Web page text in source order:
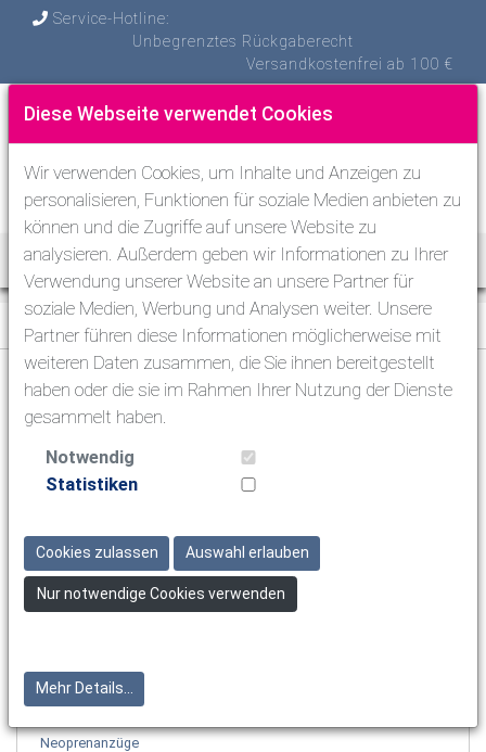
Service-Hotline:
Unbegrenztes Rückgaberecht
Versandkostenfrei ab 100 €
Toggle
Tauchen Atemregler zum Tauchen Erste Stufen
Tauchen
Atemregler zum Tauchen
Atemregler-Sets
Octopus
Erste Stufen
Ersatzteile für Atemregler
Pflegemittel Atemregler
Masken & Schnorchel & Flossen
Neoprenanzüge
Diese Webseite verwendet Cookies
Wir verwenden Cookies, um Inhalte und Anzeigen zu
personalisieren, Funktionen für soziale Medien anbieten zu
können und die Zugriffe auf unsere Website zu
analysieren. Außerdem geben wir Informationen zu Ihrer
Verwendung unserer Website an unsere Partner für
soziale Medien, Werbung und Analysen weiter. Unsere
Partner führen diese Informationen möglicherweise mit
weiteren Daten zusammen, die Sie ihnen bereitgestellt
haben oder die sie im Rahmen Ihrer Nutzung der Dienste
gesammelt haben.
Notwendig
Statistiken
Cookies zulassen Auswahl erlauben
Nur notwendige Cookies verwenden
Mehr Details...